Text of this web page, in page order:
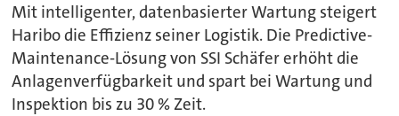
Mit intelligenter, datenbasierter Wartung steigert
Haribo die Effizienz seiner Logistik. Die Predictive-
Maintenance-Lösung von SSI Schäfer erhöht die
Anlagenverfügbarkeit und spart bei Wartung und
Inspektion bis zu 30 % Zeit.